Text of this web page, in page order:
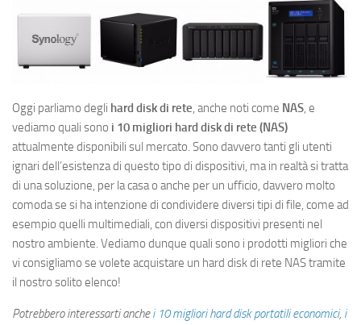
Oggi parliamo degli hard disk di rete, anche noti come NAS, e
vediamo quali sono i 10 migliori hard disk di rete (NAS)
attualmente disponibili sul mercato. Sono davvero tanti gli utenti
ignari dell’esistenza di questo tipo di dispositivi, ma in realtà si tratta
di una soluzione, per la casa o anche per un ufficio, davvero molto
comoda se si ha intenzione di condividere diversi tipi di file, come ad
esempio quelli multimediali, con diversi dispositivi presenti nel
nostro ambiente. Vediamo dunque quali sono i prodotti migliori che
vi consigliamo se volete acquistare un hard disk di rete NAS tramite
il nostro solito elenco!
Potrebbero interessarti anchei 10 migliori hard disk portatili economici, i